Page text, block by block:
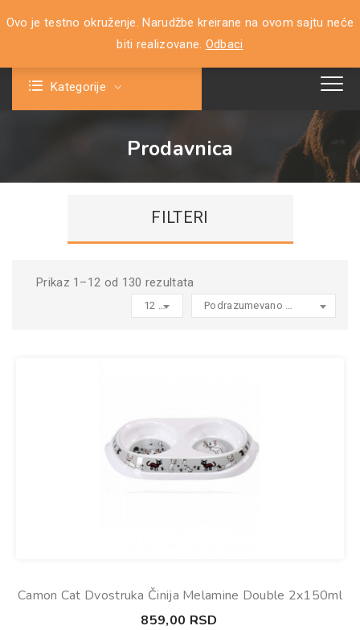
Ovo je testno okruženje. Narudžbe kreirane na ovom sajtu neće
biti realizovane. Odbaci
0
Kategorije
Prodavnica
Prikaz 1–12 od 130 rezultata
12 products per page
Camon Cat Dvostruka Činija Melamine Double 2x150ml
859,00 RSD
FILTERI